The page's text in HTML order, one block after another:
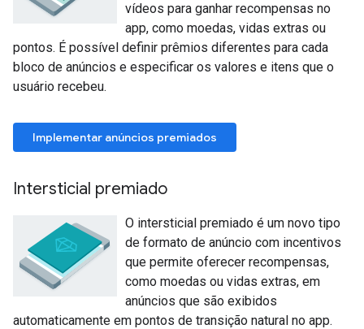
vídeos para ganhar recompensas no
app, como moedas, vidas extras ou
pontos. É possível definir prêmios diferentes para cada
bloco de anúncios e especificar os valores e itens que o
usuário recebeu.
Implementar anúncios premiados
Intersticial premiado
O intersticial premiado é um novo tipo
de formato de anúncio com incentivos
que permite oferecer recompensas,
como moedas ou vidas extras, em
anúncios que são exibidos
automaticamente em pontos de transição natural no app.